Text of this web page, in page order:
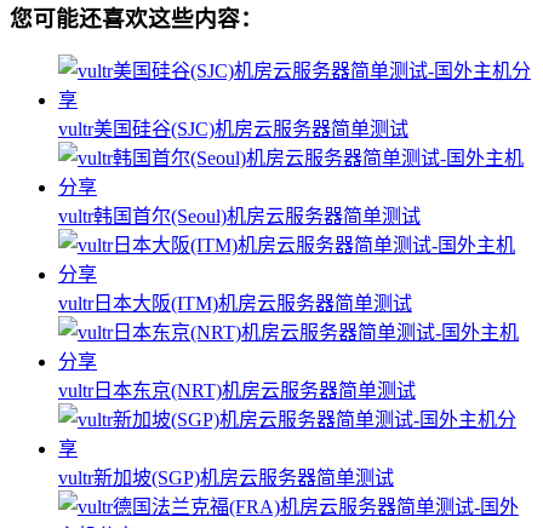
您可能还喜欢这些内容：
vultr美国硅谷(SJC)机房云服务器简单测试
vultr韩国首尔(Seoul)机房云服务器简单测试
vultr日本大阪(ITM)机房云服务器简单测试
vultr日本东京(NRT)机房云服务器简单测试
vultr新加坡(SGP)机房云服务器简单测试